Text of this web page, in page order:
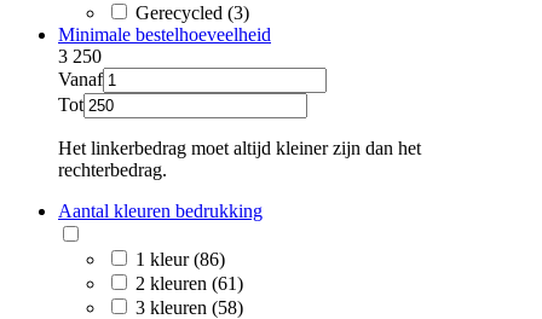
Gerecycled (3)
Minimale bestelhoeveelheid
3 250
Vanaf
Tot
Het linkerbedrag moet altijd kleiner zijn dan het
rechterbedrag.
Aantal kleuren bedrukking
1 kleur (86)
2 kleuren (61)
3 kleuren (58)